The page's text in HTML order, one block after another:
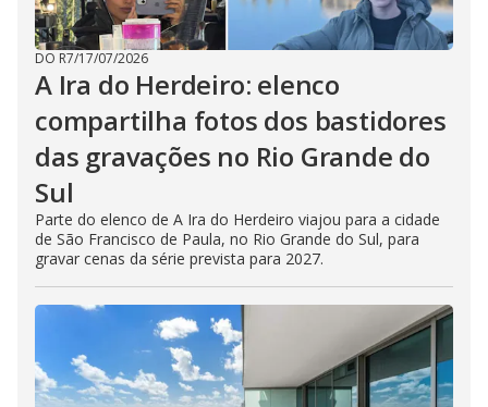
DO R7/17/07/2026
A Ira do Herdeiro: elenco
compartilha fotos dos bastidores
das gravações no Rio Grande do
Sul
Parte do elenco de A Ira do Herdeiro viajou para a cidade
de São Francisco de Paula, no Rio Grande do Sul, para
gravar cenas da série prevista para 2027.